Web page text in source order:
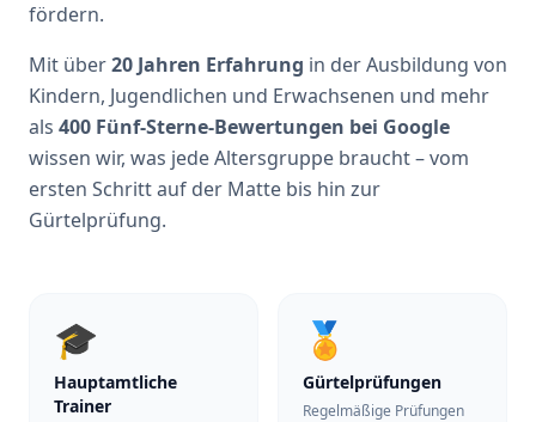
fördern.
Mit über20 Jahren Erfahrung in der Ausbildung von
Kindern, Jugendlichen und Erwachsenen und mehr
als 400 Fünf-Sterne-Bewertungen bei Google
wissen wir, was jede Altersgruppe braucht – vom
ersten Schritt auf der Matte bis hin zur
Gürtelprüfung.
🎓
Hauptamtliche
Trainer
🏅
Gürtelprüfungen
Regelmäßige Prüfungen